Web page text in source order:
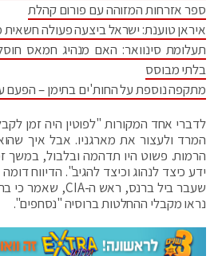
ספר אזרחות המזוהה עם פורום קהלת
איראן טוענת: ישראל ביצעה פעולה
תעלומת סינוואר: האם מנהיג חמאס
בלתי מבוסס
מתקפה נוספת על החות'ים בתימן – הפעם
לדברי אחד המקורות "לפוטין היה זמן
המרד ולעצור את מארגניו. אבל איך
הרמות. פשוט היו תדהמה ובלבול, במשך
ידע כיצד לנהוג וכיצד להגיב". הדיווח
נראו מקבלי ההחלטות ברוסיה "נסחפים".